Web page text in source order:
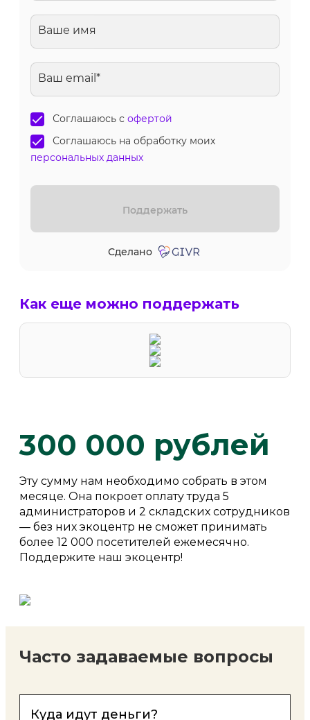
Как еще можно поддержать
300 000 рублей
Эту сумму нам необходимо собрать в этом
месяце. Она покроет оплату труда 5
администраторов и 2 складских сотрудников
— без них экоцентр не сможет принимать
более 12 000 посетителей ежемесячно.
Поддержите наш экоцентр!
Часто задаваемые вопросы
Куда идут деньги?